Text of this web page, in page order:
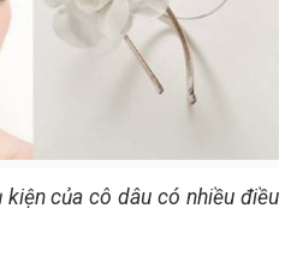
kiện của cô dâu có nhiều điều